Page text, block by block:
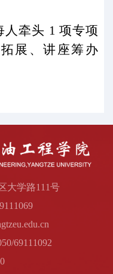
人牵头 1 项专项
展、讲座筹办
大学路111号
69111092